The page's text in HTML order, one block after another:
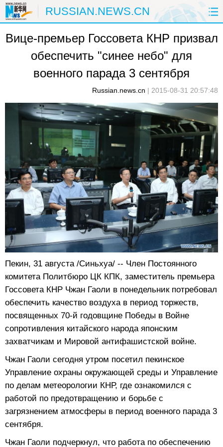
RUSSIAN.NEWS.CN
ГЛАВНАЯ КИТАЙ РФ И СНГ
В МИРЕ ЭКОНОМИКА ОБЩЕСТВО
ПРИРОДА КУЛЬТУРА
СПОРТ ЗДОРОВЬЕ ФОТОЛЕНТЫ
СПЕЦТЕМЫ
Вице-премьер Госсовета КНР призвал
обеспечить "синее небо" для
военного парада 3 сентября
Russian.news.cn | 2015-08-31 20:57:48
Пекин, 31 августа /Синьхуа/ -- Член Постоянного
комитета Политбюро ЦК КПК, заместитель премьера
Госсовета КНР Чжан Гаоли в понедельник потребовал
обеспечить качество воздуха в период торжеств,
посвященных 70-й годовщине Победы в Войне
сопротивления китайского народа японским
захватчикам и Мировой антифашистской войне.
Чжан Гаоли сегодня утром посетил пекинское
Управление охраны окружающей среды и Управление
по делам метеорологии КНР, где ознакомился с
работой по предотвращению и борьбе с
загрязнением атмосферы в период военного парада 3
сентября.
Чжан Гаоли подчеркнул, что работа по обеспечению